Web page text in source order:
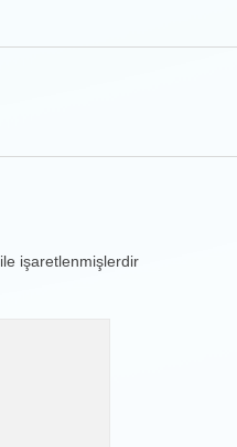
ile işaretlenmişlerdir